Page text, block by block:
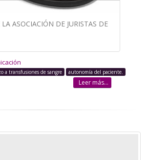
ASOCIACIÓN DE JURISTAS DE
a transfusiones de sangre autonomía del paciente.
Leer más...